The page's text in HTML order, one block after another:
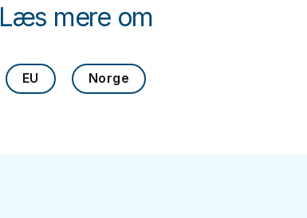
Læs mere om
EU Norge